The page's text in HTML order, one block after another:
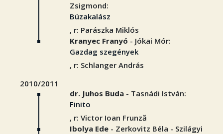
Zsigmond:
Búzakalász
, r: Parászka Miklós
Kranyec Franyó - Jókai Mór:
Gazdag szegények
, r: Schlanger András
2010/2011
dr. Juhos Buda - Tasnádi István:
Finito
, r: Victor Ioan Frunză
Ibolya Ede - Zerkovitz Béla - Szilágyi